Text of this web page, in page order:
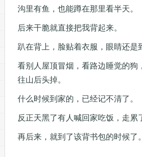
沟里有鱼，也能蹲在那里看半天。
后来干脆就直接把我背起来。
趴在背上，脸贴着衣服，眼睛还是
看别人屋顶冒烟，看路边睡觉的狗
往山后头掉。
什么时候到家的，已经记不清了。
反正天黑了有人喊回家吃饭，走累
再后来，就到了该背书包的时候了。